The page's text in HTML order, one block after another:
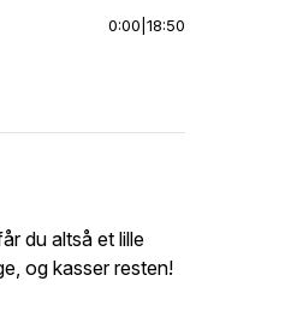
0:00 18:50
du altså et lille
og kasser resten!